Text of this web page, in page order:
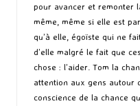
pour avancer et remonter
même, même si elle est
qu’à elle, égoïste qui ne
d’elle malgré le fait que
chose : l’aider. Tom la
attention aux gens autour
conscience de la chance